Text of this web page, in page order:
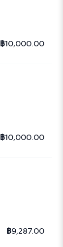
฿10,000.00
฿10,000.00
฿9,287.00